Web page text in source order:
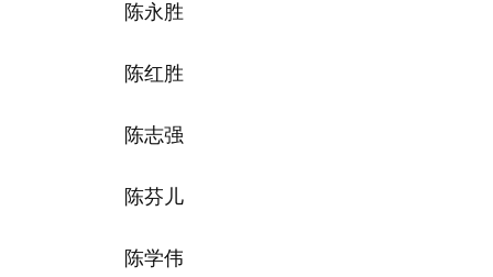
陈永胜
陈红胜
陈志强
陈芬儿
陈学伟